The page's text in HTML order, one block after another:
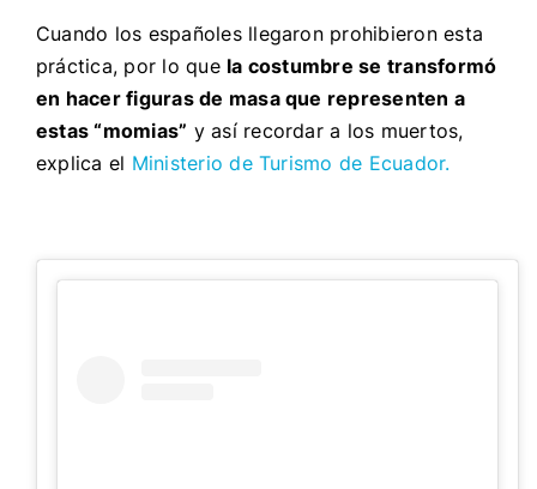
Cuando los españoles llegaron prohibieron esta
práctica, por lo que la costumbre se transformó
en hacer figuras de masa que representen a
estas “momias” y así recordar a los muertos,
explica el Ministerio de Turismo de Ecuador.